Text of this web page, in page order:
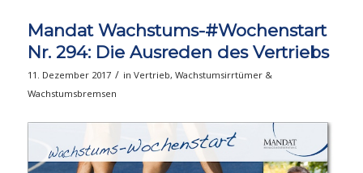
Mandat Wachstums-#Wochenstart
Nr. 294: Die Ausreden des Vertriebs
11. Dezember 2017 / in Vertrieb, Wachstumsirrtümer &
Wachstumsbremsen